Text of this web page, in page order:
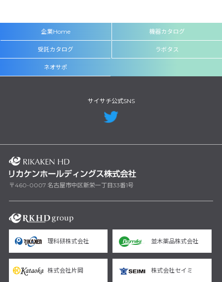
企業Home 機器カタログ
受託カタログ ラボタス
ネオサポ
サイサチ公式SNS
〒460-0007 名古屋市中区新栄一丁目33番1号
理科研株式会社 並木薬品株式会社
株式会社片岡 株式会社セイミ